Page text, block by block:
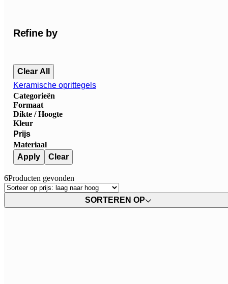
Refine by
Clear All
Keramische oprittegels
Categorieën
Formaat
Dikte / Hoogte
Kleur
Prijs
Materiaal
Apply
Clear
6Producten gevonden
SORTEREN OP